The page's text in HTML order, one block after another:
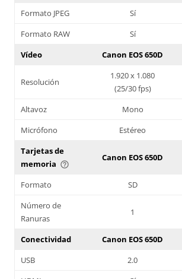
Formato JPEG Sí
Formato RAW
Sí
Vídeo
Canon EOS 650D
Resolución
1.920 x 1.080
(25/30 fps)
Altavoz
Mono
Micrófono
Estéreo
Tarjetas de
memoria help_outline
Canon EOS 650D
Formato SD
Número de
Ranuras
1
Conectividad Canon EOS 650D
USB
2.0